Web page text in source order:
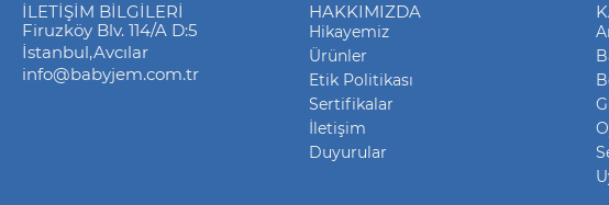
İLETIŞIM BILGILERI
Firuzköy Blv. 114/A D:5
İstanbul,Avcılar
info@babyjem.com.tr
HAKKIMIZDA
Hikayemiz
Ürünler
Etik Politikası
Sertifikalar
İletişim
Duyurular